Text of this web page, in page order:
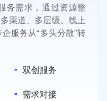
务需求，通过资源整
渠道、多层级、线上
服务从“多头分散”转
双创服务
需求对接